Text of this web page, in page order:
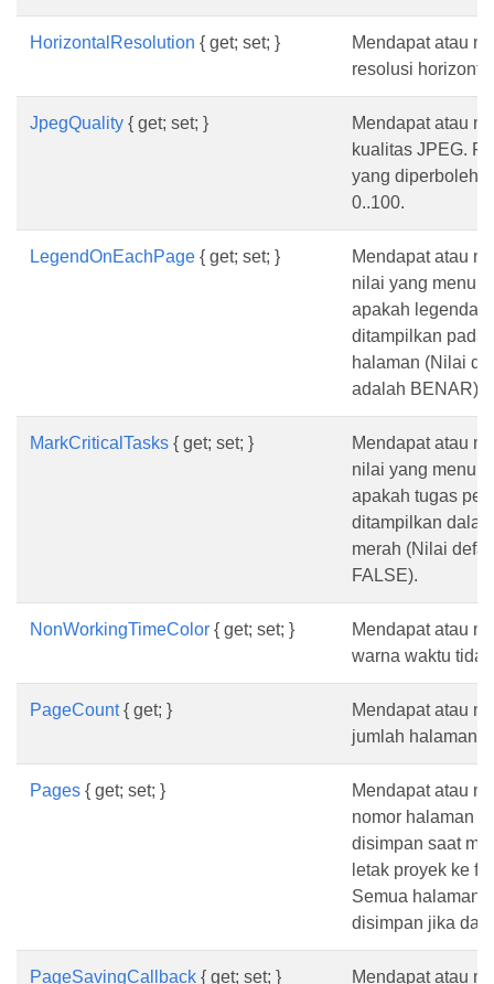
HorizontalResolution { get; set; }
Mendapat atau
resolusi
JpegQuality { get; set; }
Mendapat atau
kualitas JPEG.
yang
0..100.
LegendOnEachPage { get; set; }
Mendapat atau
nilai yang
apakah legenda
ditampilkan pada
halaman (Nilai
adalah BENAR).
MarkCriticalTasks { get; set; }
Mendapat atau
nilai yang
apakah tugas
ditampilkan
merah (Nilai
FALSE).
NonWorkingTimeColor { get; set; }
Mendapat atau
warna waktu
PageCount{ get; }
Mendapat atau
jumlah halaman
Pages { get; set; }
Mendapat atau
nomor halaman
disimpan saat
letak proyek ke
Semua halaman
disimpan jika
PageSavingCallback { get; set; } Mendapat atau